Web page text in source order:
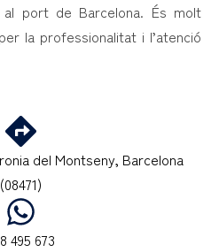
port de Barcelona. És molt
la professionalitat i l’atenció
del Montseny, Barcelona
(08471)
495 673